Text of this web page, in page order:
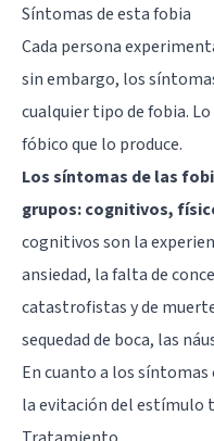
Síntomas de esta fobia
Cada persona
sin embargo, los
cualquier tipo de fobia.
fóbico que lo produce.
Los síntomas de las
grupos: cognitivos,
cognitivos son la
ansiedad, la falta de
catastrofistas y de
sequedad de boca, las
En cuanto a los
la evitación del estímulo